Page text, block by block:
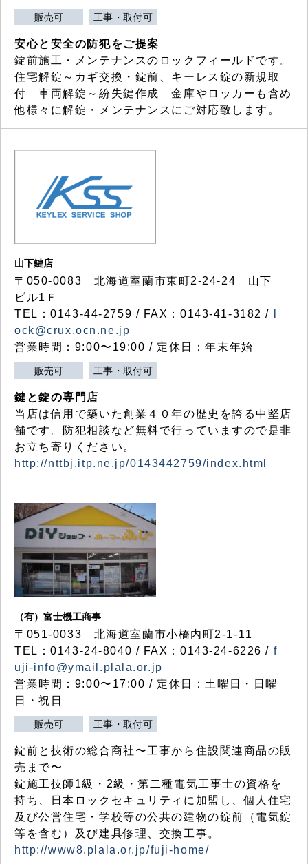
販売可 工事・取付可
安心と安全の防犯をご提案
錠前施工・メンテナンスのロックフィールドです。
住宅解錠～カギ交換・錠前、キーレス錠の新規取
付 車両解錠～紛失鍵作成 金庫やロッカーも含め
他様々に解錠・メンテナンスにご対応致します。
山下鍵店
〒050-0083 北海道室蘭市東町2-24-24 山下
ビル1Ｆ
TEL：0143-44-2759 / FAX：0143-41-3182 /
ock@crux.ocn.ne.jp
営業時間：9:00〜19:00 / 定休日：年末年始
販売可 工事・取付可
鍵と錠の専門店
当店は信用で築いた創業４０年の歴史を誇る中堅店
舗です。防犯相談など無料で行っていますので是非
お立ち寄りください。
http://nttbj.itp.ne.jp/0143442759/index.html
（有）富士機工商事
〒051-0033 北海道室蘭市小橋内町2-1-11
TEL：0143-24-8040 / FAX：0143-24-6226 / f
uji-info@ymail.plala.or.jp
営業時間：9:00〜17:00 / 定休日：土曜日・日曜
日・祝日
販売可 工事・取付可
錠前と技術の総合商社〜工事から住設関連商品の販
売まで〜
錠施工技師1級・2級・第二種電気工事士の資格を
持ち、日本ロックセキュリティに加盟し、個人住宅
及び公営住宅・学校等の公共の建物の錠前（電気錠
等を含む）及び建具修理、交換工事。
http://www8.plala.or.jp/fuji-home/